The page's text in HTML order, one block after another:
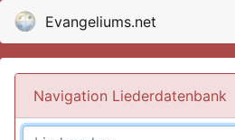
Evangeliums.net
Navigation Liederdatenbank